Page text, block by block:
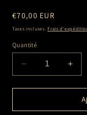
Prix
habituel
€70,00 EUR
Taxes incluses. Frais
Quantité
Réduire
la
quantité
Rupert
la